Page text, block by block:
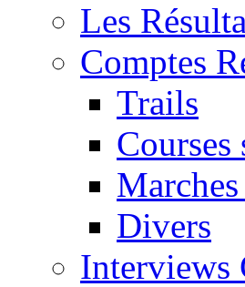
Les
Comptes
Trails
Courses
Divers
Interviews